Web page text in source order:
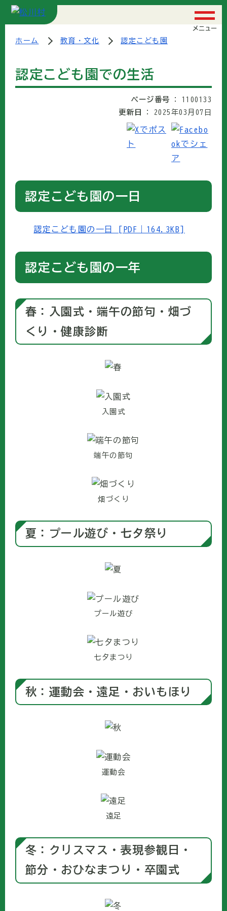
メニュー
ホーム 教育・文化 認定こども園
認定こども園での生活
ページ番号
1100133
更新日
2025年03月07日
認定こども園の一日
認定こども園の一日 [PDF｜164.3KB]
認定こども園の一年
春：入園式・端午の節句・畑づ
くり・健康診断
入園式
端午の節句
畑づくり
夏：プール遊び・七夕祭り
プール遊び
七夕まつり
秋：運動会・遠足・おいもほり
運動会
遠足
冬：クリスマス・表現参観日・
節分・おひなまつり・卒園式